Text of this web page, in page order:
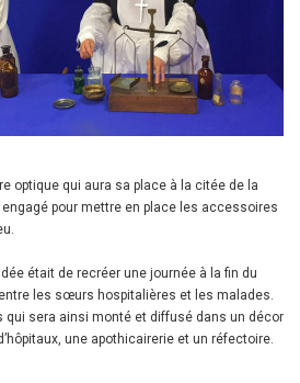
optique qui aura sa place à la citée de la
engagé pour mettre en place les accessoires
était de recréer une journée à la fin du
les sœurs hospitalières et les malades.
qui sera ainsi monté et diffusé dans un décor
une apothicairerie et un réfectoire.